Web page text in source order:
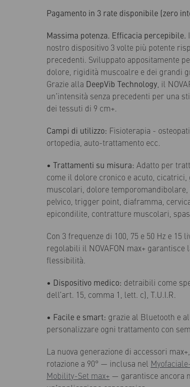
Pagamento in 3 rate disponibile (zero
Massima potenza. Efficacia percepibile.
nostro dispositivo 3 volte più potente
precedenti. Sviluppato appositamente
dolore, rigidità muscoalre e dei grandi
Grazie alla DeepVib Technology , il
un’intensità senza precedenti per una
dei tessuti di 9 cm+.
Campi di utilizzo: Fisioterapia -
ortopedia, auto-trattamento ecc.
• Trattamenti su misura: Adatto per
come il dolore cronico e acuto,
muscolari, dolore temporomandibolare,
pelvico, trigger point, diaframma,
epicondilite, contratture muscolari,
Con 3 frequenze di 100, 75 e 50 Hz e 15
regolabili il NOVAFON max+ garantisce
flessibilità.
• Dispositivo medico: detraibili come
dell’art. 15, comma 1, lett. c), T.U.I.R.
• Facile e smart: grazie al Bluetooth e
personalizzare ogni trattamento con
La nuova generazione di accessori
rotazione a 90° — inclusa nel
Mobility-Set max+ — garantisce ancora